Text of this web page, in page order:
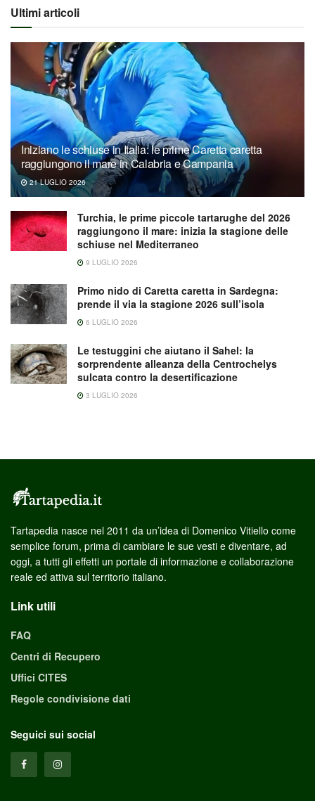
Ultimi articoli
Iniziano le schiuse in Italia: le prime Caretta caretta
raggiungono il mare in Calabria e Campania
21 LUGLIO 2026
Turchia, le prime piccole tartarughe del 2026
raggiungono il mare: inizia la stagione delle
schiuse nel Mediterraneo
9 LUGLIO 2026
Primo nido di Caretta caretta in Sardegna:
prende il via la stagione 2026 sull’isola
6 LUGLIO 2026
Le testuggini che aiutano il Sahel: la
sorprendente alleanza della Centrochelys
sulcata contro la desertificazione
3 LUGLIO 2026
Tartapedia nasce nel 2011 da un’idea di Domenico Vitiello come
semplice forum, prima di cambiare le sue vesti e diventare, ad
oggi, a tutti gli effetti un portale di informazione e collaborazione
reale ed attiva sul territorio italiano.
Link utili
FAQ
Centri di Recupero
Uffici CITES
Regole condivisione dati
Seguici sui social